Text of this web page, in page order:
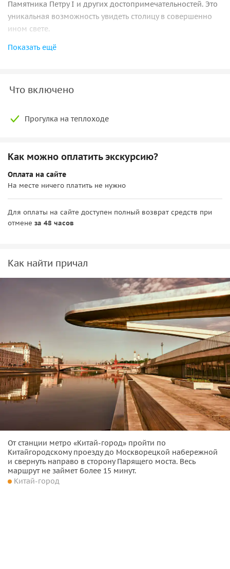
Памятника Петру I и других достопримечательностей. Это
уникальная возможность увидеть столицу в совершенно
ином свете.
Меню ланча (теплоход «Москва»):
Показать ещё
Что включено
Прогулка на теплоходе
Как можно оплатить экскурсию?
Оплата на сайте
На месте ничего платить не нужно
Для оплаты на сайте доступен полный возврат средств при
отмене за 48 часов
Как найти причал
От станции метро «Китай-город» пройти по
Китайгородскому проезду до Москворецкой набережной
и свернуть направо в сторону Парящего моста. Весь
маршрут не займет более 15 минут.
Китай-город